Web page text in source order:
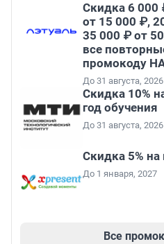
Скидка 6 000
от 15 000 ₽,
35 000 ₽ от
все
промокоду
До 31 августа, 2026
Скидка 10%
год обучения
До 31 августа, 2026
Скидка 5%
До 1 января, 2027
Все